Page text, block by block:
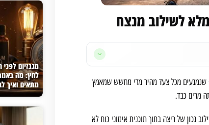
לשילוב מנצח
שנמנעים מכל צעד מהיר מדי מחשש שמאמץ
אחר לגמרי. שילוב נכון של ריצה בתוך תוכנית אימוני כוח לא
מגנזיום
לחץ: מה
מתאים ואיך